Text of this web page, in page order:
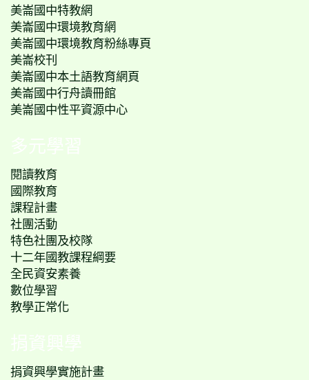
美崙國中特教網
美崙國中環境教育網
美崙國中環境教育粉絲專頁
美崙校刊
美崙國中本土語教育網頁
美崙國中行舟讀冊館
美崙國中性平資源中心
多元學習
閱讀教育
國際教育
課程計畫
社團活動
特色社團及校隊
十二年國教課程綱要
全民資安素養
數位學習
教學正常化
捐資興學
捐資興學實施計畫